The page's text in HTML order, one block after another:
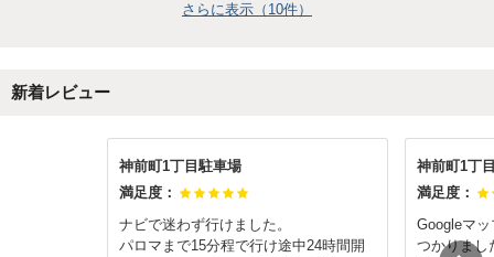
さらに表示（ 10件）
新着レビュー
神前町1丁目駐車場
満足度：
ナビで迷わず行けました。
パロマまで15分程で行け途中24時間開
神前町1丁
満足度：
Googleマ
つかりまし